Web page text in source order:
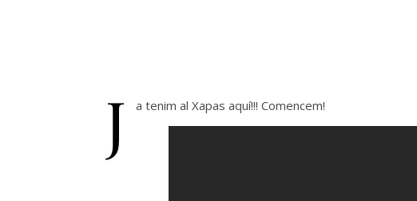
J a tenim al Xapas aquí!!! Comencem!